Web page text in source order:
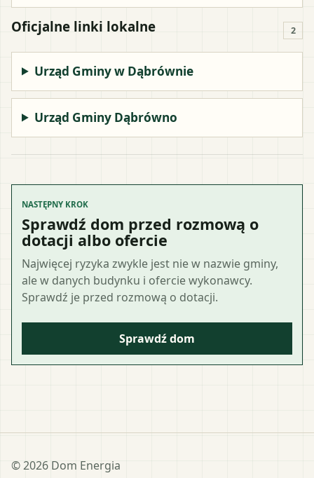
Oficjalne linki lokalne 2
Urząd Gminy w Dąbrównie
Urząd Gminy Dąbrówno
NASTĘPNY KROK
Sprawdź dom przed rozmową o
dotacji albo ofercie
Najwięcej ryzyka zwykle jest nie w nazwie gminy,
ale w danych budynku i ofercie wykonawcy.
Sprawdź je przed rozmową o dotacji.
Sprawdź dom
©2026 Dom Energia